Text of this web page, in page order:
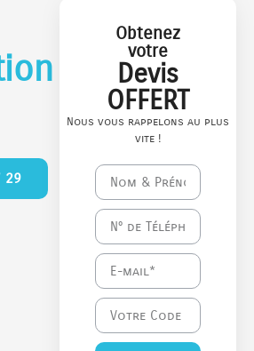
29
Obtenez
votre
Devis
OFFERT
Nous vous rappelons au plus
vite !